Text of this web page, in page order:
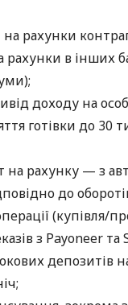
рахунки
рахунки в інших
доходу на
готівки до 30
на рахунку — з
до
(купівля/
з Payoneer та
депозитів